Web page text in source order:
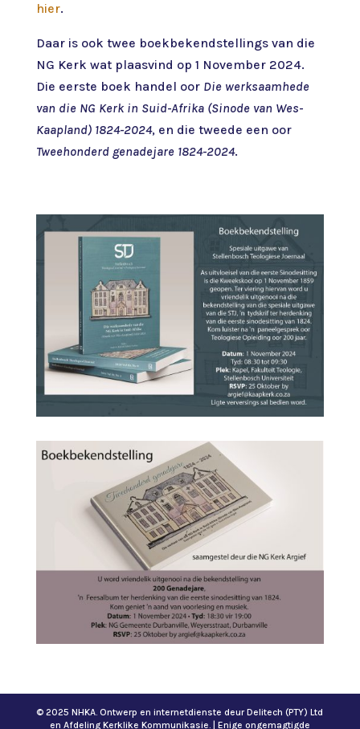
hier.
Daar is ook twee boekbekendstellings van die
NG Kerk wat plaasvind op 1 November 2024.
Die eerste boek handel oor Die werksaamhede
van die NG Kerk in Suid-Afrika (Sinode van Wes-
Kaapland) 1824-2024, en die tweede een oor
Tweehonderd genadejare 1824-2024.
© 2025 NHKA. Ontwerp en internetdienste deur Delitech (PTY) Ltd
en Afdeling Kerklike Kommunikasie. | Enige ongemagtigde